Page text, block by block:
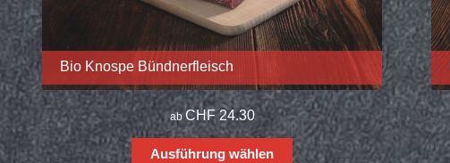
Bio Knospe Bündnerfleisch
ab CHF24.30
Ausführung wählen